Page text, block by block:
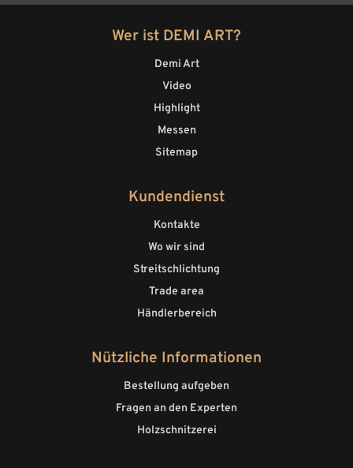
Wer ist DEMI ART?
Demi Art
Video
Highlight
Messen
Sitemap
Kundendienst
Kontakte
Wo wir sind
Streitschlichtung
Trade area
Händlerbereich
Nützliche Informationen
Bestellung aufgeben
Fragen an den Experten
Holzschnitzerei